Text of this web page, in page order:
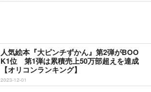
人気絵本『大ピンチずかん』第2弾がBOO
K1位 第1弾は累積売上50万部超えを達成
【オリコンランキング】
2023-12-01